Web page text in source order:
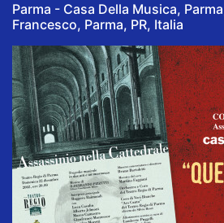
Parma - Casa Della Musica,
Francesco, Parma, PR, Italia